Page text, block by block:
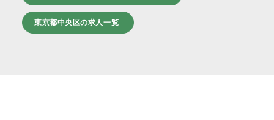
東京都中央区の求人一覧